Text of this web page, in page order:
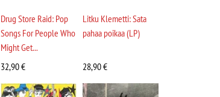
Drug Store Raid: Pop
Songs For People Who
Might Get...
32,90€
Litku Klemetti: Sata
pahaa poikaa (LP)
28,90€